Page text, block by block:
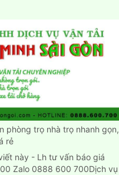
phòng trọ nhà trọ nhanh gọn,
rẻ
này - Lh tư vấn báo giá
Zalo 0888 600 700Dịch vụ